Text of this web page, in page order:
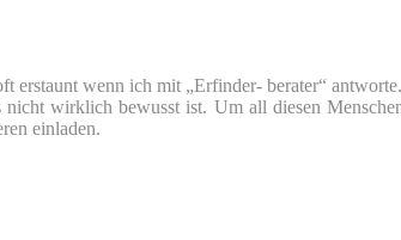
wenn ich mit „Erfinder- berater“
nicht wirklich bewusst ist. Um all diesen
einladen.